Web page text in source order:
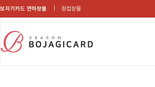
보자기카드 연하장몰 청첩장몰